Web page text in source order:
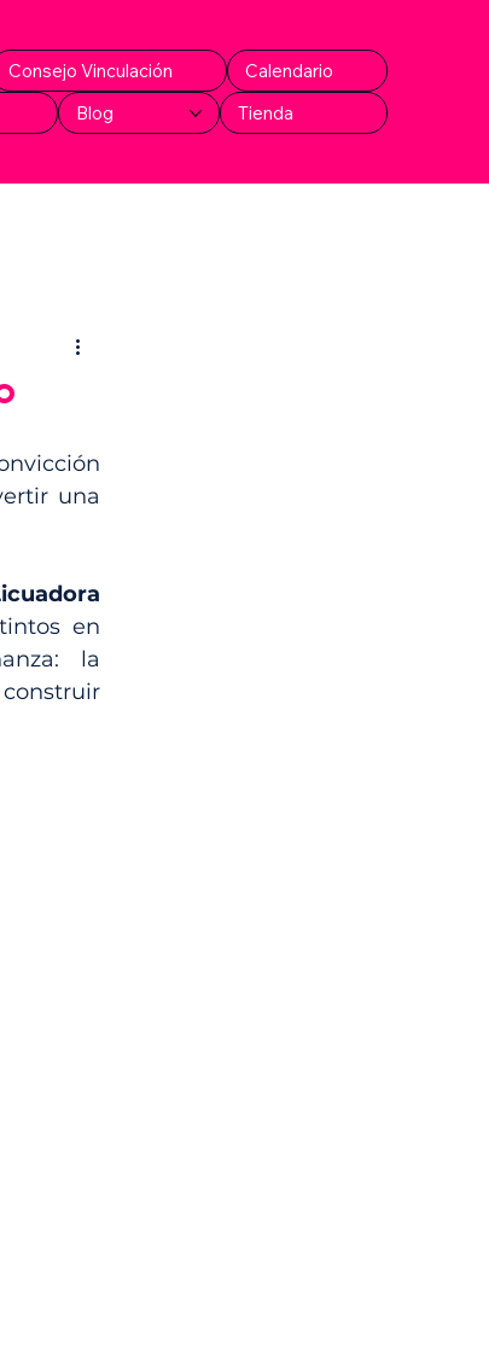
Consejo Vinculación
Calendario
Blog Tienda
una
en
la